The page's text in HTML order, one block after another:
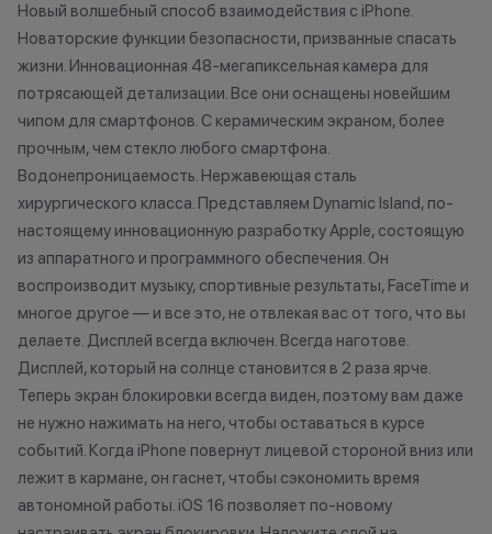
договора купли-продажи по
причинам (отсутствие товара,
нарушение правил акции, иные
обоснованные причины).
•Организатор (продавец) на свое
усмотрение имеет право
одностороннем порядке.
Остались вопросы?
Напишите нам в
мессенджерах
характер.
•Организатор
право отказать
договора
причинам
усмотрение
изменить
Новый волшебный способ взаимодействия с iPhone.
Новаторские функции безопасности, призванные спасать
жизни. Инновационная 48-мегапиксельная камера для
потрясающей детализации. Все они оснащены новейшим
чипом для смартфонов. С керамическим экраном, более
прочным, чем стекло любого смартфона.
Водонепроницаемость. Нержавеющая сталь
хирургического класса. Представляем Dynamic Island, по-
настоящему инновационную разработку Apple, состоящую
из аппаратного и программного обеспечения. Он
воспроизводит музыку, спортивные результаты, FaceTime и
многое другое — и все это, не отвлекая вас от того, что вы
делаете. Дисплей всегда включен. Всегда наготове.
Дисплей, который на солнце становится в 2 раза ярче.
Теперь экран блокировки всегда виден, поэтому вам даже
не нужно нажимать на него, чтобы оставаться в курсе
событий. Когда iPhone повернут лицевой стороной вниз или
лежит в кармане, он гаснет, чтобы сэкономить время
автономной работы. iOS 16 позволяет по-новому